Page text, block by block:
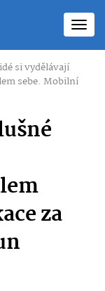
si vydělávají
sebe. Mobilní
za